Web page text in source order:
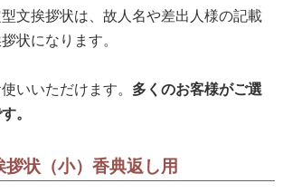
文挨拶状は、故人名や差出人様の記載
状になります。
いいただけます。 多くのお客様がご選
。
拶状（小）香典返し用